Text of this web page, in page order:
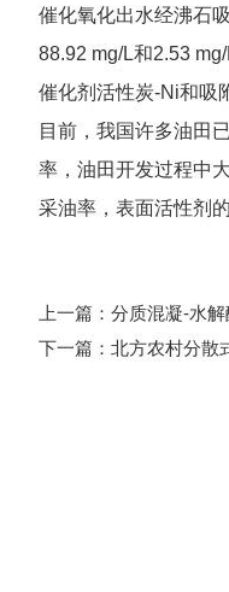
催化氧化出水经沸石
88.92 mg/L和2.53
催化剂活性炭-Ni和吸
目前，我国许多油田
率，油田开发过程中
采油率，表面活性剂
上一篇： 分质混凝-水
下一篇： 北方农村分散